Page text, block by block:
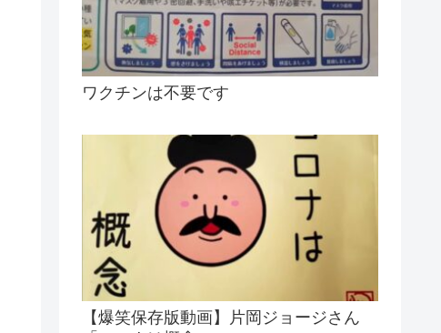
ワクチンは不要です
【爆笑保存版動画】片岡ジョージさん